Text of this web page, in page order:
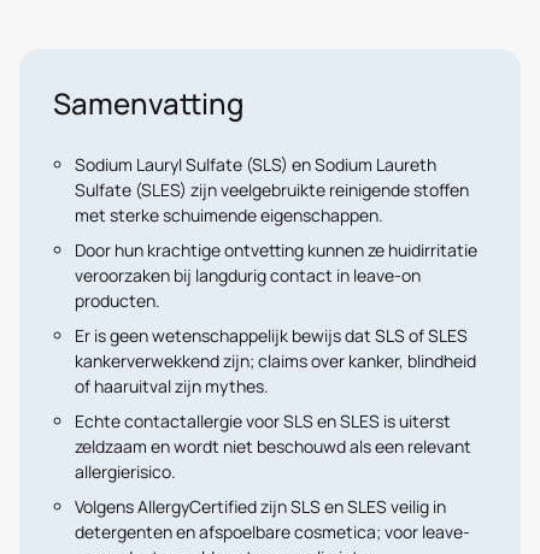
Samenvatting
Sodium Lauryl Sulfate (SLS) enSodium Laureth
Sulfate (SLES) zijn veelgebruikte reinigende stoffen
met sterke schuimende eigenschappen.
Door hun krachtige ontvetting kunnen ze huidirritatie
veroorzaken bij langdurig contact in leave-on
producten.
Er isgeen wetenschappelijk bewijsdat SLS of SLES
kankerverwekkend zijn; claims over kanker, blindheid
of haaruitval zijn mythes.
Echte contactallergie voor SLS en SLES is uiterst
zeldzaam en wordt niet beschouwd als een relevant
allergierisico.
VolgensAllergyCertifiedzijn SLS en SLES veilig in
detergenten en afspoelbare cosmetica; voor leave-